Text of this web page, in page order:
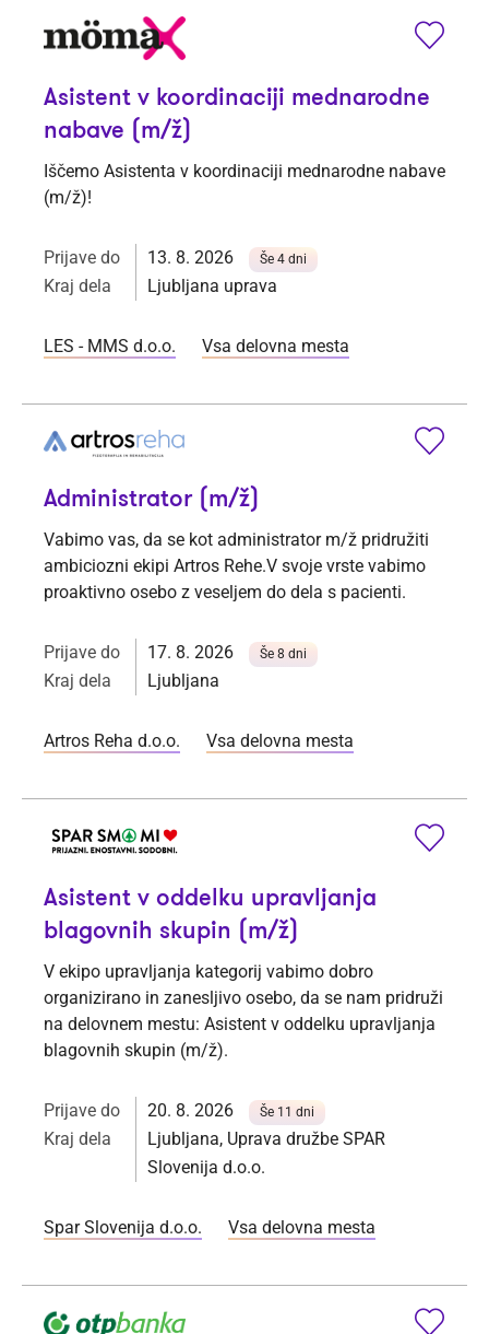
Asistent v koordinaciji mednarodne
nabave (m/ž)
Iščemo Asistenta v koordinaciji mednarodne nabave
(m/ž)!
Prijave do 13. 8. 2026 Še 4 dni
Kraj dela Ljubljana uprava
LES - MMS d.o.o. Vsa delovna mesta
Administrator (m/ž)
Vabimo vas, da se kot administrator m/ž pridružiti
ambiciozni ekipi Artros Rehe.V svoje vrste vabimo
proaktivno osebo z veseljem do dela s pacienti.
Prijave do 17. 8. 2026 Še 8 dni
Kraj dela Ljubljana
Artros Reha d.o.o. Vsa delovna mesta
Asistent v oddelku upravljanja
blagovnih skupin (m/ž)
V ekipo upravljanja kategorij vabimo dobro
organizirano in zanesljivo osebo, da se nam pridruži
na delovnem mestu: Asistent v oddelku upravljanja
blagovnih skupin (m/ž).
Prijave do 20. 8. 2026 Še 11 dni
Kraj dela
Ljubljana, Uprava družbe SPAR
Slovenija d.o.o.
Spar Slovenija d.o.o. Vsa delovna mesta